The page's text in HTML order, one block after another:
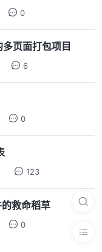
0
页面打包项目
6
0
123
救命稻草
0